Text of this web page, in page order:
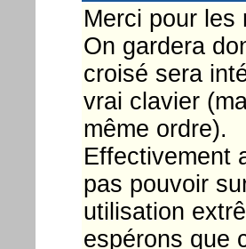
Merci pour les
On gardera
croisé sera
vrai clavier
même ordre).
Effectivement
pas pouvoir
utilisation
espérons que